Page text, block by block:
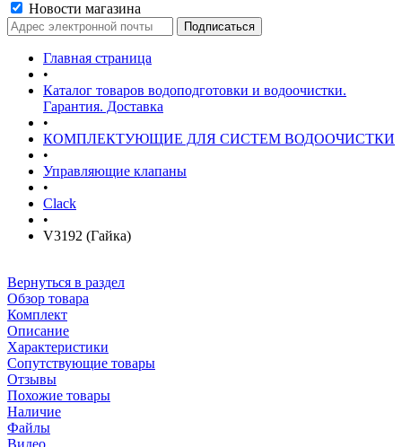
Новости магазина
Главная страница
•
Каталог товаров водоподготовки и водоочистки.
Гарантия. Доставка
•
КОМПЛЕКТУЮЩИЕ ДЛЯ СИСТЕМ ВОДООЧИСТКИ
•
Управляющие клапаны
•
Clack
•
V3192 (Гайка)
Вернуться в раздел
Обзор товара
Комплект
Описание
Характеристики
Сопутствующие товары
Отзывы
Похожие товары
Наличие
Файлы
Видео